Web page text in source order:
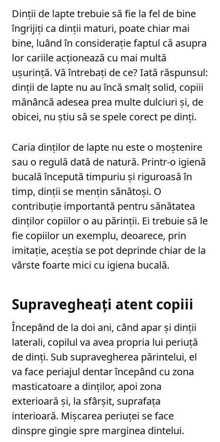
Dinții de lapte trebuie să fie la fel de bine
îngrijiți ca dinții maturi, poate chiar mai
bine, luând în considerație faptul că asupra
lor cariile acționează cu mai multă
ușurință. Vă întrebați de ce? Iată răspunsul:
dinții de lapte nu au încă smalț solid, copiii
mănâncă adesea prea multe dulciuri și, de
obicei, nu știu să se spele corect pe dinți.
Caria dinților de lapte nu este o moștenire
sau o regulă dată de natură. Printr-o igienă
bucală începută timpuriu și riguroasă în
timp, dinții se mențin sănătoși. O
contribuție importantă pentru sănătatea
dinților copiilor o au părinții. Ei trebuie să le
fie copiilor un exemplu, deoarece, prin
imitație, aceștia se pot deprinde chiar de la
vârste foarte mici cu igiena bucală.
Supravegheați atent copiii
Începând de la doi ani, când apar și dinții
laterali, copilul va avea propria lui periuță
de dinți. Sub supravegherea părintelui, el
va face periajul dentar începând cu zona
masticatoare a dinților, apoi zona
exterioară și, la sfârșit, suprafața
interioară. Mișcarea periuței se face
dinspre gingie spre marginea dintelui.